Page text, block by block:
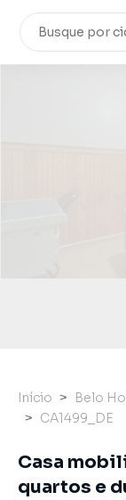
Início Belo
CA1499_DE
Casa
quartos e